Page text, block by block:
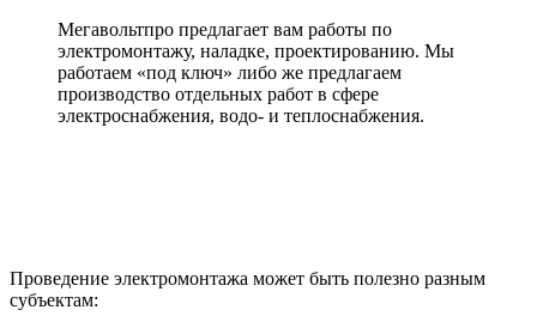
Мегавольтпро предлагает вам работы по
электромонтажу, наладке, проектированию. Мы
работаем «под ключ» либо же предлагаем
производство отдельных работ в сфере
электроснабжения, водо- и теплоснабжения.
Проведение электромонтажа может быть полезно разным
субъектам: